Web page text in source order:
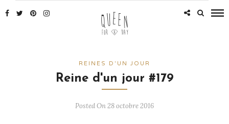
REINES D'UN JOUR
Reine d'un jour #179
Posted On 28 octobre 2016